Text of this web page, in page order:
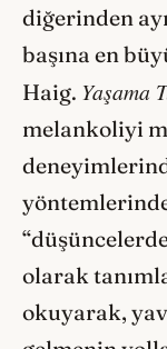
diğerinden
başına en
Haig. Yaşama
melankoliyi
olarak
okuyarak,